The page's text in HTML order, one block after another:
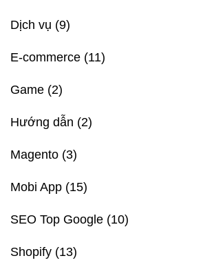
Dịch vụ (9)
E-commerce (11)
Game (2)
Hướng dẫn (2)
Magento (3)
Mobi App (15)
SEO Top Google (10)
Shopify (13)